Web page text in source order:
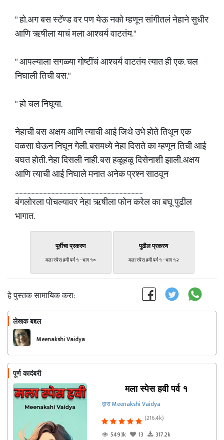
" हो.अग बस स्टॅण्ड वर पण येऊ नको म्हणून सांगीतलं नेहाने सुधीर
आणि ऋषीला याचं मला आश्चर्य वाटतंय."
" आपल्याला सगळ्या गोष्टींचं आश्चर्य वाटतंय त्यात ही एक. चल
निघाली तिची बस."
" हो चल निघूया.
नेहाची बस अक्षय आणि त्याची आई जिथे उभे होते तिथून एक
वळसा घेऊन निघून गेली. बसमध्ये नेहा दिसते का म्हणून तिची आई
बघत होती. नेहा दिसली नाही. बस हळूहळू दिसेनाशी झाली.अक्षय
आणि त्याची आई निघाले मनात अनेक प्रश्न साठवून
बंगलोरला पोचल्यावर नेहा ऋषीला फोन करेल का बघू पुढील
भागात.
पूर्वीचा प्रकरण
मला स्पेस हवी पर्व १ - भाग १०
पुढील प्रकरण
मला स्पेस हवी पर्व १ - भाग १२
हे पुस्तक सामायिक करा:
लेखक बद्दल
Meenakshi Vaidya
पूर्ण कादंबरी
मला स्पेस हवी पर्व १
द्वारा Meenakshi Vaidya
(216.4k)
549.1k
13 317.2k